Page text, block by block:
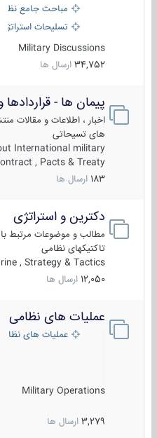
مباحث جامع نظامی
تسلیحات استراتژیک
Military Discussions
34,752 ارسال ها
پیمان ها - قراردادها
اخبار ، اطلاعات و مقالات
های تسیحاتی
International military
Contract , Pacts & Treaty
183 ارسال ها
دکترین و استراتژی
مطالب و موضوعات مرتبط با
تاکتیکهای نظامی
, Strategy & Tactics
12,050 ارسال ها
عملیات های نظامی
عملیات های نظامی
Military Operations
3,279 ارسال ها